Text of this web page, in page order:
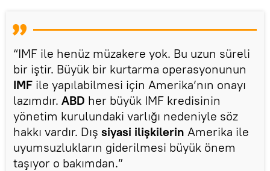
“IMF ile henüz müzakere yok. Bu uzun süreli
bir iştir. Büyük bir kurtarma operasyonunun
IMF ile yapılabilmesi için Amerika’nın onayı
lazımdır. ABD her büyük IMF kredisinin
yönetim kurulundaki varlığı nedeniyle söz
hakkı vardır. Dış siyasi ilişkilerin Amerika ile
uyumsuzlukların giderilmesi büyük önem
taşıyor o bakımdan.”